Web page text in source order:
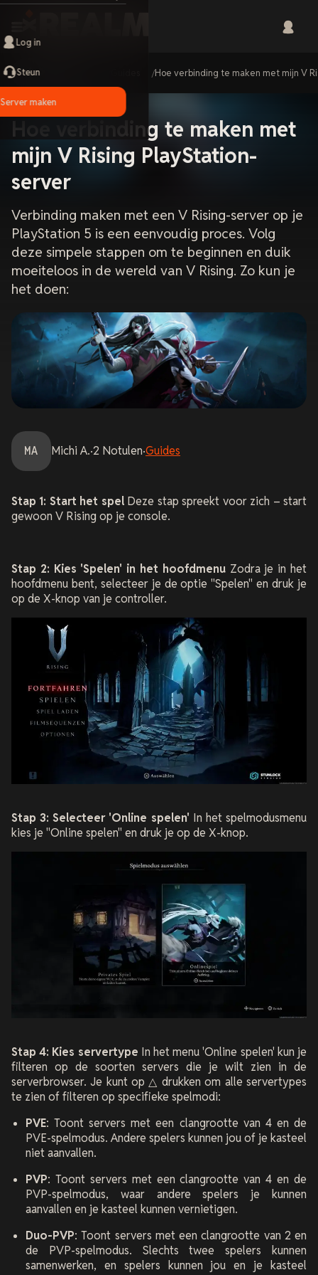
Log in
Steun
Server maken
Hoe verbinding te maken met mijn V
Hoe verbinding te maken met
mijn V Rising PlayStation-
server
Verbinding maken met een V Rising-server op je
PlayStation 5 is een eenvoudig proces. Volg
deze simpele stappen om te beginnen en duik
moeiteloos in de wereld van V Rising. Zo kun je
het doen:
MA Michi A.·2 Notulen·Guides
Stap 1: Start het spelDeze stap spreekt voor zich – start
gewoon V Rising op je console.
Stap 2: Kies 'Spelen' in het hoofdmenuZodra je in het
hoofdmenu bent, selecteer je de optie "Spelen" en druk je
op de X-knop van je controller.
Stap 3: Selecteer 'Online spelen' In het spelmodusmenu
kies je "Online spelen" en druk je op de X-knop.
Stap 4: Kies servertype In het menu 'Online spelen' kun je
filteren op de soorten servers die je wilt zien in de
serverbrowser. Je kunt op △ drukken om alle servertypes
te zien of filteren op specifieke spelmodi:
PVE: Toont servers met een clangrootte van 4 en de
PVE-spelmodus. Andere spelers kunnen jou of je kasteel
niet aanvallen.
PVP: Toont servers met een clangrootte van 4 en de
PVP-spelmodus, waar andere spelers je kunnen
aanvallen en je kasteel kunnen vernietigen.
Duo-PVP: Toont servers met een clangrootte van 2 en
de PVP-spelmodus. Slechts twee spelers kunnen
samenwerken, en spelers kunnen jou en je kasteel